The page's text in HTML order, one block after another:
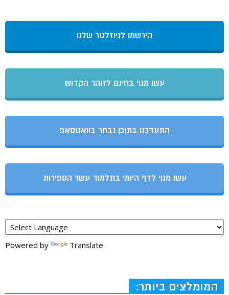
הירשמו לניוזלטר שלנו
עשו מנוי בחינם לזוהר הקדוש
התעדכנו בתוכן נבחר בוואטסאפ
עשו מנוי לדף היומי בתלמוד עשר הספירות
Powered by Translate
המומלצים ביותר: